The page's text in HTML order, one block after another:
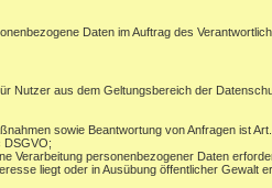
Daten im Auftrag des
aus dem Geltungsbereich der
sowie Beantwortung von Anfragen ist
DSGVO;
personenbezogener Daten
liegt oder in Ausübung öffentlicher Gewalt